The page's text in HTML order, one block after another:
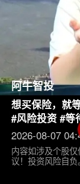
阿牛智投
想买保险，就
#风险投资 #等
2026-08-07
内容如涉及个股
议！投资风险自负